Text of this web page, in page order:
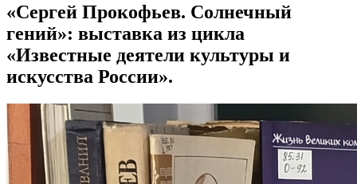
«Сергей Прокофьев. Солнечный
гений»: выставка из цикла
«Известные деятели культуры и
искусства России».